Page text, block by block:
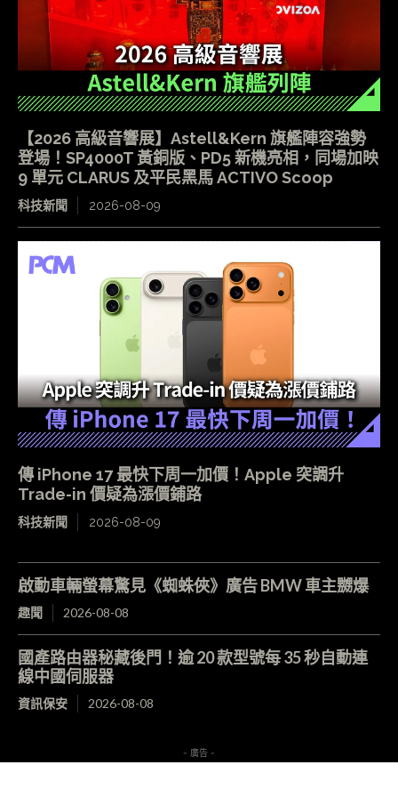
【2026 高級音響展】Astell&Kern 旗艦陣容強勢
登場！SP4000T 黃銅版、PD5 新機亮相，同場加映
9 單元 CLARUS 及平民黑馬 ACTIVO Scoop
科技新聞 2026-08-09
傳 iPhone 17 最快下周一加價！Apple 突調升
Trade-in 價疑為漲價鋪路
科技新聞 2026-08-09
啟動車輛螢幕驚見《蜘蛛俠》廣告 BMW 車主嬲爆
趣聞 2026-08-08
國產路由器秘藏後門！逾 20 款型號每 35 秒自動連
線中國伺服器
資訊保安 2026-08-08
- 廣告 -